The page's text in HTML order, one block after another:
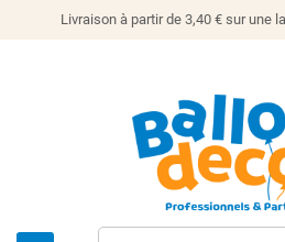
Livraison à partir de 3,40 € sur une